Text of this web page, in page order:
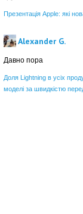
Презентація Apple: які
Alexander G.
Давно пора
Доля Lightning в усіх
моделі за швидкістю